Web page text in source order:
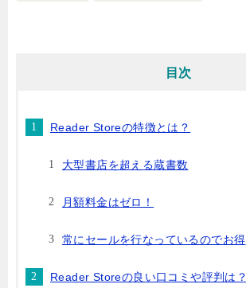
目次
Reader Storeの特徴とは？
大型書店を超える蔵書数
月額料金はゼロ！
常にセールを行なっているのでお得
Reader Storeの良い口コミや評判は？